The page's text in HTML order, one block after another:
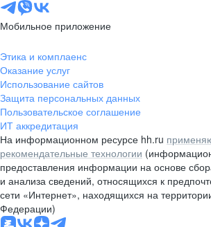
Мобильное приложение
Этика и комплаенс
Оказание услуг
Использование сайтов
Защита персональных данных
Пользовательское соглашение
ИТ аккредитация
На информационном ресурсе hh.ru
рекомендательные технологии
предоставления информации на основе
и анализа сведений, относящихся к
сети «Интернет», находящихся на
Федерации)